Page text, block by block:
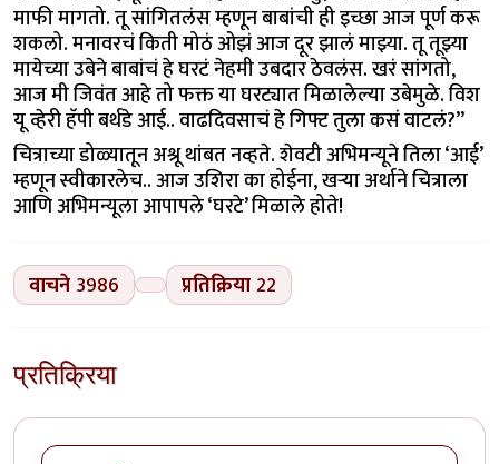
माफी मागतो. तू सांगितलंस म्हणून बाबांची ही इच्छा आज पूर्ण करू
शकलो. मनावरचं किती मोठं ओझं आज दूर झालं माझ्या. तू तूझ्या
मायेच्या उबेने बाबांचं हे घरटं नेहमी उबदार ठेवलंस. खरं सांगतो,
आज मी जिवंत आहे तो फक्त या घरट्यात मिळालेल्या उबेमुळे. विश
यू व्हेरी हॅपी बर्थडे आई.. वाढदिवसाचं हे गिफ्ट तुला कसं वाटलं?”
चित्राच्या डोळ्यातून अश्रू थांबत नव्हते. शेवटी अभिमन्यूने तिला ‘आई’
म्हणून स्वीकारलेच.. आज उशिरा का होईना, खऱ्या अर्थाने चित्राला
आणि अभिमन्यूला आपापले ‘घरटे’ मिळाले होते!
वाचने 3986 प्रतिक्रिया 22
प्रतिक्रिया